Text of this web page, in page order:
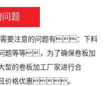
题
要注意的问题有：下料
等等，为了确保卷板加
的卷板加工厂家进行合
价格优惠。